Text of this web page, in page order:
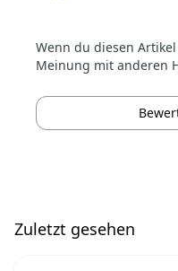
Wenn du diesen
Meinung mit anderen
Zuletzt gesehen